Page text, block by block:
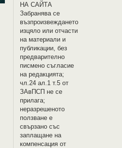
НА САЙТА
Забранява се
възпроизвеждането
изцяло или отчасти
на материали и
публикации, без
предварително
писмено съгласие
на редакцията;
чл.24 ал.1 т.5 от
ЗАвПСП не се
прилага;
неразрешеното
ползване е
свързано със
заплащане на
компенсация от